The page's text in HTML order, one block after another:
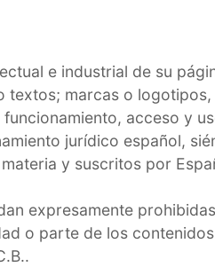
e industrial de su
textos; marcas o
acceso y
jurídico español,
y suscritos por
expresamente
o parte de los